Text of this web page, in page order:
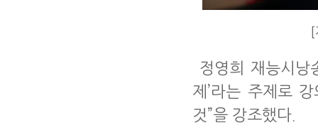
정영희 재능시
제 ’라는 주제로
것”을 강조했다